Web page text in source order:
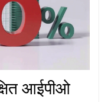
आईपीओ